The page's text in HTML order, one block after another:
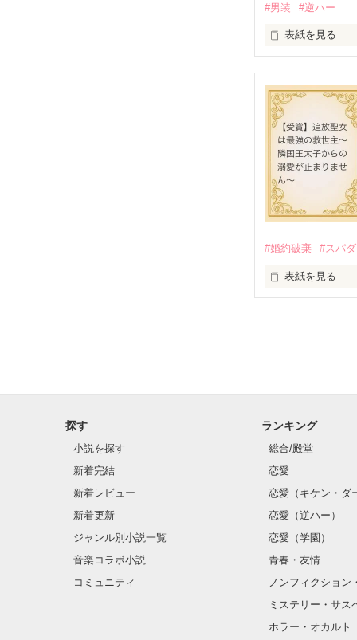
#男装
#逆ハー
表紙を見る
「いやっほぉ
バンジーした
甘いマスクの
「ど、どいて
そんな最悪の
お人形のよう
サラサラとし
社交界で圧倒
表では甘いマ
国王命令での
#婚約破棄 #スパ
表紙を見る
「フランソワ
パーティーの
その隣にはフ
（さて……ここ
フランソワー
そして『聖女
（これですべ
マドレーヌに
しかし逃亡し
った。
フェーブル王
は幸せな日々
探す
小説を探す
新着完結
新着レビュー
新着更新
ジャンル別小説一覧
音楽コラボ小説
コミュニティ
ランキング
総合/殿堂
恋愛
恋愛（キケン・ダ
恋愛（逆ハー）
恋愛（学園）
青春・友情
ノンフィクション
ミステリー・サス
ホラー・オカルト